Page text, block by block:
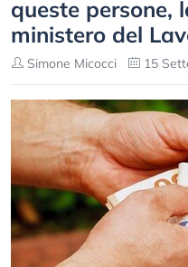
queste persone,
ministero del
Simone Micocci 15